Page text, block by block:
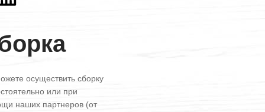
осуществить сборку
или при
наших партнеров (от